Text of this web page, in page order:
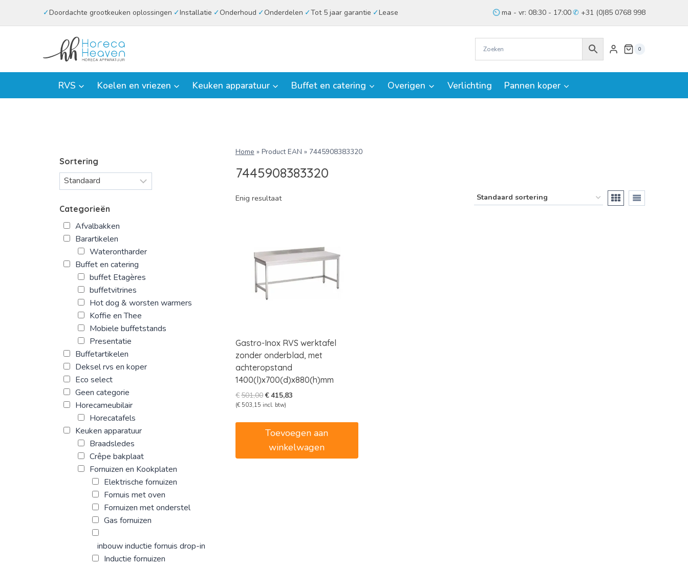
Doordachte grootkeuken oplossingen Installatie Onderhoud Onderdelen Tot 5 jaar garantie Lease ma - vr: 08:30 - 17:00 +31 (0)85 0768 998
0
RVS Koelen en vriezen Keuken apparatuur Buffet en catering Overigen Verlichting Pannen koper
Home » Product EAN » 7445908383320
7445908383320
Enig resultaat
Gastro-Inox RVS werktafel
zonder onderblad, met
achteropstand
1400(l)x700(d)x880(h)mm
€501,00Oorspronkelijke
prijs
€501,00.
€415,83Huidige
(€ 503,15 incl. btw)
Toevoegen aan
winkelwagen
Sortering
Categorieën
Afvalbakken
Barartikelen
Waterontharder
Buffet en catering
buffet Etagères
buffetvitrines
Hot dog & worsten warmers
Koffie en Thee
Mobiele buffetstands
Presentatie
Buffetartikelen
Deksel rvs en koper
Eco select
Geen categorie
Horecameubilair
Horecatafels
Keuken apparatuur
Braadsledes
Crêpe bakplaat
Fornuizen en Kookplaten
Elektrische fornuizen
Fornuis met oven
Fornuizen met onderstel
Gas fornuizen
inbouw inductie fornuis drop-in
Inductie fornuizen